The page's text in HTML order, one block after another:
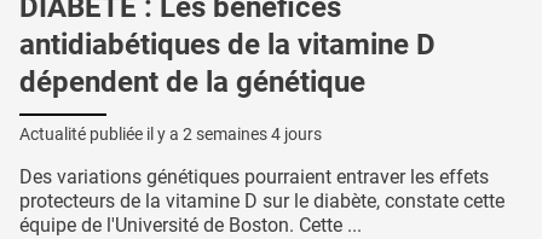
DIABÈTE : Les bénéfices
antidiabétiques de la vitamine D
dépendent de la génétique
Actualité publiée il y a 2 semaines 4 jours
Des variations génétiques pourraient entraver les effets
protecteurs de la vitamine D sur le diabète, constate cette
équipe de l'Université de Boston. Cette ...